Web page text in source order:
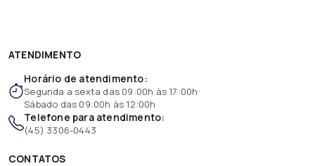
ATENDIMENTO
Horário de atendimento:
Segunda a sexta das 09:00h às 17:00h
Sábado das 09:00h às 12:00h
Telefone para atendimento:
(45) 3306-0443
CONTATOS